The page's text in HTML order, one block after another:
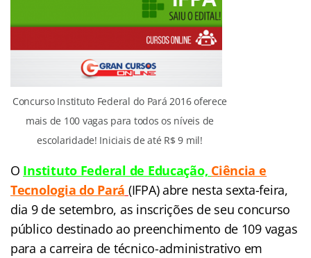
Concurso Instituto Federal do Pará 2016 oferece
mais de 100 vagas para todos os níveis de
escolaridade! Iniciais de até R$ 9 mil!
O Instituto Federal de Educação, Ciência e
Tecnologiado Pará (IFPA) abre nesta sexta-feira,
dia 9 de setembro, as inscrições de seu concurso
público destinado ao preenchimento de 109 vagas
para a carreira de técnico-administrativo em